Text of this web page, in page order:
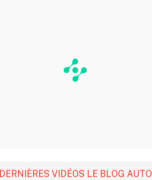
DERNIÈRES VIDÉOS LE BLOG AUTO